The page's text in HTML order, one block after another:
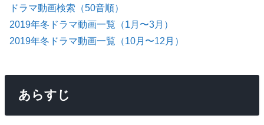
ドラマ動画検索（50音順）
2019年冬ドラマ動画一覧（1月〜3月）
2019年冬ドラマ動画一覧（10月〜12月）
あらすじ